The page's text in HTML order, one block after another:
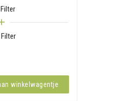
winkelwagentje